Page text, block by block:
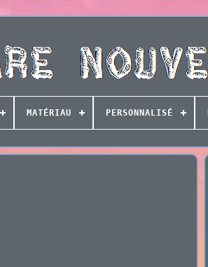
MATÉRIAU PERSONNALISÉ